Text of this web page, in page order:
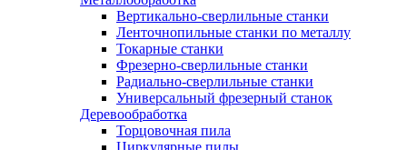
Вертикально-сверлильные станки
Ленточнопильные станки по металлу
Токарные станки
Фрезерно-сверлильные станки
Радиально-сверлильные станки
Универсальный фрезерный станок
Деревообработка
Торцовочная пила
Циркулярные пилы